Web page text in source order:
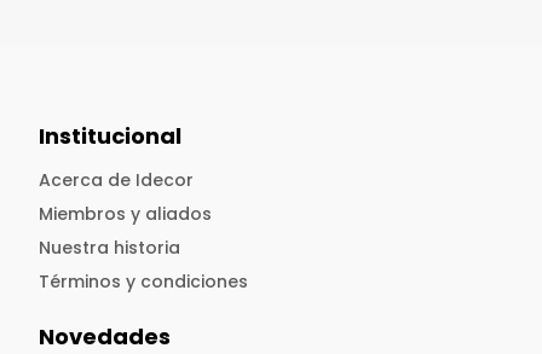
Institucional
Acerca de Idecor
Miembros y aliados
Nuestra historia
Términos y condiciones
Novedades